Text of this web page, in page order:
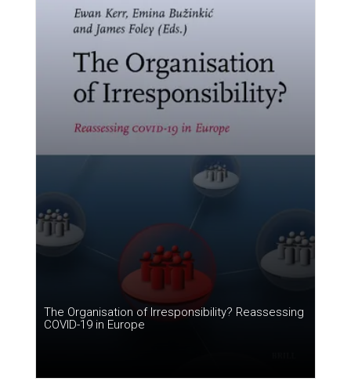
The Organisation of Irresponsibility? Reassessing
COVID-19 in Europe